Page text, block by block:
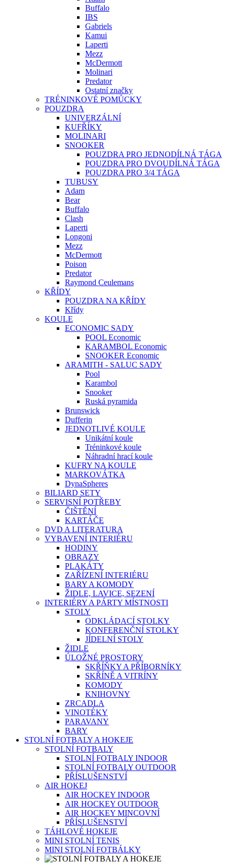
Buffalo
IBS
Gabriels
Kamui
Laperti
Mezz
McDermott
Molinari
Predator
Ostatní značky
TRÉNINKOVÉ POMŮCKY
POUZDRA
UNIVERZÁLNÍ
KUFŘÍKY
MOLINARI
SNOOKER
POUZDRA PRO JEDNODÍLNÁ TÁGA
POUZDRA PRO DVOUDÍLNÁ TÁGA
POUZDRA PRO 3/4 TÁGA
TUBUSY
Adam
Bear
Buffalo
Clash
Laperti
Longoni
Mezz
McDermott
Poison
Predator
Raymond Ceulemans
KŘÍDY
POUZDRA NA KŘÍDY
Křídy
KOULE
ECONOMIC SADY
POOL Economic
KARAMBOL Economic
SNOOKER Economic
ARAMITH - SALUC SADY
Pool
Karambol
Snooker
Ruská pyramida
Brunswick
Dufferin
JEDNOTLIVÉ KOULE
Unikátní koule
Tréninkové koule
Náhradní hrací koule
KUFRY NA KOULE
MARKOVÁTKA
DynaSpheres
BILIARD SETY
SERVISNÍ POTŘEBY
ČIŠTĚNÍ
KARTÁČE
DVD A LITERATURA
VYBAVENÍ INTERIÉRU
HODINY
OBRAZY
PLAKÁTY
ZAŘÍZENÍ INTERIÉRU
BARY A KOMODY
ŽIDLE, LAVICE, SEZENÍ
INTERIÉRY A PÁRTY MÍSTNOSTI
STOLY
ODKLÁDACÍ STOLKY
KONFERENČNÍ STOLKY
JÍDELNÍ STOLY
ŽIDLE
ÚLOŽNÉ PROSTORY
SKŘÍŇKY A PŘÍBORNÍKY
SKŘÍNĚ A VITRÍNY
KOMODY
KNIHOVNY
ZRCADLA
VINOTÉKY
PARAVANY
BARY
STOLNÍ FOTBALY A HOKEJE
STOLNÍ FOTBALY
STOLNÍ FOTBALY INDOOR
STOLNÍ FOTBALY OUTDOOR
PŘÍSLUŠENSTVÍ
AIR HOKEJ
AIR HOCKEY INDOOR
AIR HOCKEY OUTDOOR
AIR HOCKEY MINCOVNÍ
PŘÍSLUŠENSTVÍ
TÁHLOVÉ HOKEJE
MINI STOLNÍ TENIS
MINI STOLNÍ FOTBÁLKY